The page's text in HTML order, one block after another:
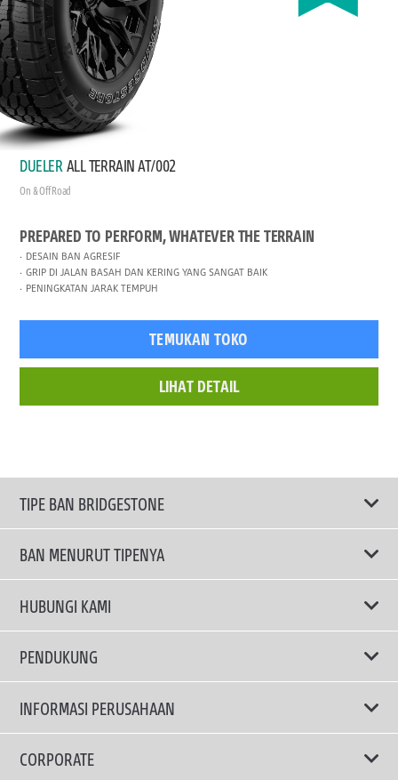
DUELER ALL TERRAIN AT/002
On & Off Road
PREPARED TO PERFORM, WHATEVER THE TERRAIN
DESAIN BAN AGRESIF
GRIP DI JALAN BASAH DAN KERING YANG SANGAT BAIK
PENINGKATAN JARAK TEMPUH
TEMUKAN TOKO
LIHAT DETAIL
TIPE BAN BRIDGESTONE
TRUCKS & BUSES TYRES
BAN MENURUT TIPENYA
Ban ENLITEN
Ban Performa
Ban Touring
Ban Hemat Bahan Bakar
HUBUNGI KAMI
Email Kami
PENDUKUNG
Privacy Policy
Terms Of Use
INFORMASI PERUSAHAAN
Mengapa Bridgestone?
CORPORATE